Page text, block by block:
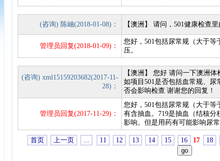
(咨询) 陈岫(2018-01-08)： 【澳洲】 请问，501健康检查
管理员回复(2018-01-09)：
您好，501包括尿常规（大于
压。
(咨询) xml15159203682(2017-11-
28)：
【澳洲】 您好 请问一下澳洲
如项目501是否包括血常规、
否会影响检查 谢谢您的回复！
管理员回复(2017-11-29)：
您好，501包括尿常规（大于
有含抽血。719是抽血（结核
影响。但是用药有可能影响尿
首页 上一页 ... 11 12 13 14 15 16 17 18